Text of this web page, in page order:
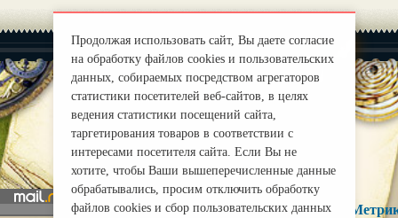
О нас |
mirprognoz@mail.ru
Продолжая использовать сайт, Вы даете согласие
на обработку файлов cookies и пользовательских
данных, собираемых посредством агрегаторов
статистики посетителей веб-сайтов, в целях
ведения статистики посещений сайта,
таргетирования товаров в соответствии с
интересами посетителя сайта. Если Вы не
хотите, чтобы Ваши вышеперечисленные данные
обрабатывались, просим отключить обработку
файлов cookies и сбор пользовательских данных